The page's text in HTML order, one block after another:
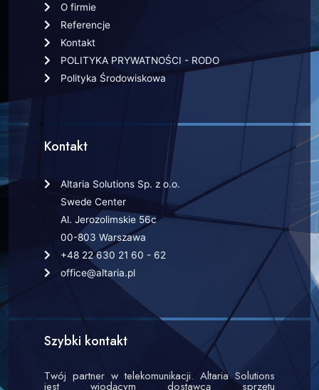
O firmie
Referencje
Kontakt
POLITYKA PRYWATNOŚCI - RODO
Polityka Środowiskowa
Kontakt
Altaria Solutions Sp. z o.o.
Swede Center
Al. Jerozolimskie 56c
00-803 Warszawa
+48 22 630 21 60 - 62
office@altaria.pl
Szybki kontakt
Twój partner w telekomunikacji. Altaria Solutions
jest wiodącym dostawcą sprzętu